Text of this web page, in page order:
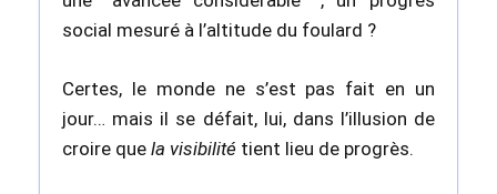
social mesuré à l’altitude du foulard ?
Certes, le monde ne s’est pas fait en un
jour… mais il se défait, lui, dans l’illusion de
croire que la visibilité tient lieu de progrès.